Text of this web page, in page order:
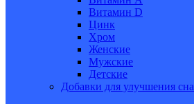
Витамин D
Цинк
Хром
Женские
Мужские
Детские
Добавки для улучшения сна